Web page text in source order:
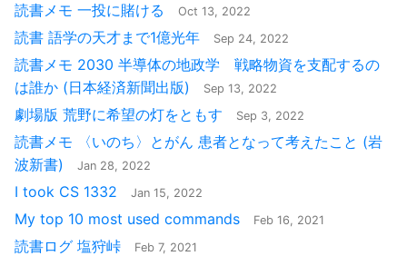
読書メモ 一投に賭ける Oct 13, 2022
読書 語学の天才まで1億光年 Sep 24, 2022
読書メモ 2030 半導体の地政学 戦略物資を支配するの
は誰か (日本経済新聞出版)
Sep 13, 2022
劇場版 荒野に希望の灯をともす Sep 3, 2022
読書メモ 〈いのち〉とがん 患者となって考えたこと (岩
波新書)
Jan 28, 2022
I took CS 1332 Jan 15, 2022
My top 10 most used commands Feb 16, 2021
読書ログ 塩狩峠 Feb 7, 2021